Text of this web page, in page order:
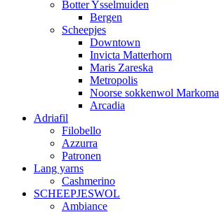
Botter Ysselmuiden
Bergen
Scheepjes
Downtown
Invicta Matterhorn
Maris Zareska
Metropolis
Noorse sokkenwol Markoma
Arcadia
Adriafil
Filobello
Azzurra
Patronen
Lang yarns
Cashmerino
SCHEEPJESWOL
Ambiance